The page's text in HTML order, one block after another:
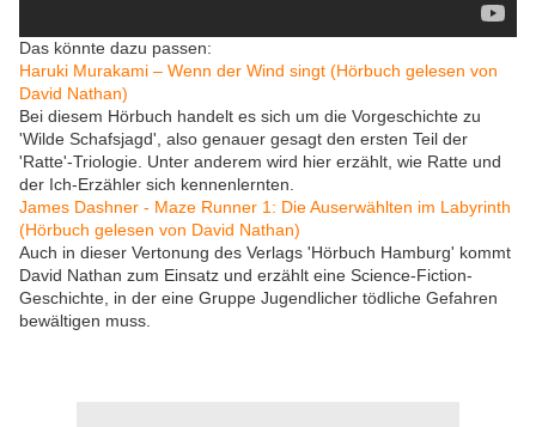
Das könnte dazu passen:
Haruki Murakami – Wenn der Wind singt (Hörbuch gelesen von
David Nathan)
Bei diesem Hörbuch handelt es sich um die Vorgeschichte zu
'Wilde Schafsjagd', also genauer gesagt den ersten Teil der
'Ratte'-Triologie. Unter anderem wird hier erzählt, wie Ratte und
der Ich-Erzähler sich kennenlernten.
James Dashner - Maze Runner 1: Die Auserwählten im Labyrinth
(Hörbuch gelesen von David Nathan)
Auch in dieser Vertonung des Verlags 'Hörbuch Hamburg' kommt
David Nathan zum Einsatz und erzählt eine Science-Fiction-
Geschichte, in der eine Gruppe Jugendlicher tödliche Gefahren
bewältigen muss.